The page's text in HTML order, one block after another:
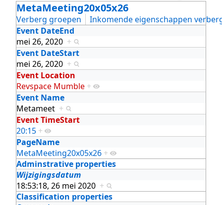
MetaMeeting20x05x26
Verberg groepen
Inkomende eigenschappen
Event DateEnd
mei 26, 2020 +
Event DateStart
mei 26, 2020 +
Event Location
Revspace Mumble +
Event Name
Metameet +
Event TimeStart
20:15 +
PageName
MetaMeeting20x05x26 +
Adminstrative properties
Wijzigingsdatum
18:53:18, 26 mei 2020 +
Classification properties